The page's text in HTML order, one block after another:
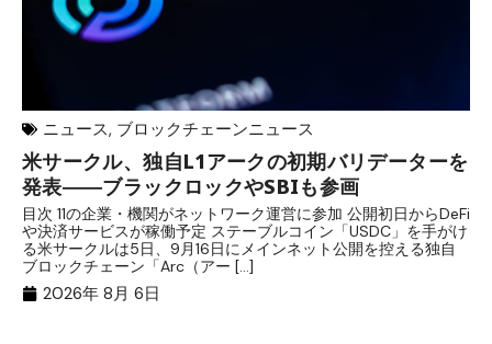
ニュース, ブロックチェーンニュース
米サークル、独自L1アークの初期バリデーターを
発表――ブラックロックやSBIも参画
目次 11の企業・機関がネットワーク運営に参加 公開初日からDeFi
や決済サービスが稼働予定 ステーブルコイン「USDC」を手がけ
る米サークルは5日、9月16日にメインネット公開を控える独自
ブロックチェーン「Arc（アー […]
2026年 8月 6日